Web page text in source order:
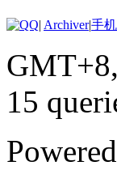
| Archiver|手
15